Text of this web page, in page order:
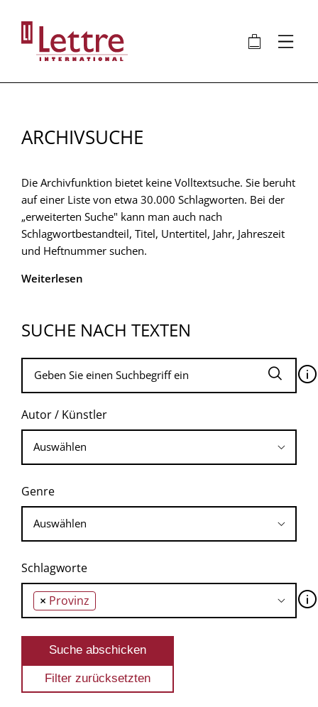
Inhalt
🛍 ⋮
ARCHIVSUCHE
Die Archivfunktion bietet keine Volltextsuche. Sie beruht
auf einer Liste von etwa 30.000 Schlagworten. Bei der
„erweiterten Suche" kann man auch nach
Schlagwortbestandteil, Titel, Untertitel, Jahr, Jahreszeit
und Heftnummer suchen.
Weiterlesen
SUCHE NACH TEXTEN
🛈
Autor / Künstler
Genre
Schlagworte
× Provinz 🛈